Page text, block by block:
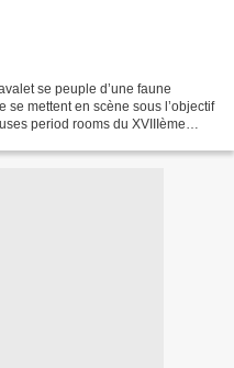
se peuple d’une faune
se mettent en scène sous l’objectif
period rooms du XVIIIème